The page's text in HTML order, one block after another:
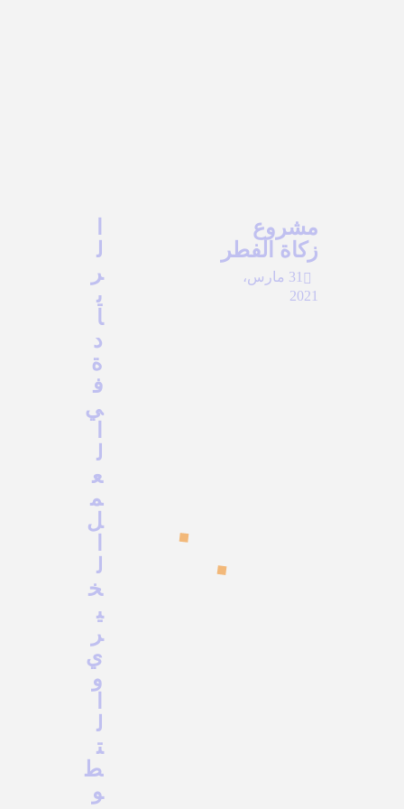
ل
ر
ي
ا
د
ة
ف
ي
ل
ع
م
ل
ل
خ
ي
ر
ي
و
ل
ت
ط
و
مشروع
زكاة الفطر
31 مارس،
2021